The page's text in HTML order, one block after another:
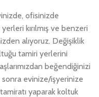
ofisinizde
kırılmış ve benzeri
alıyoruz. Değişiklik
tamiri yerlerini
beğendiğinizi
evinize/işyerinize
yaparak koltuk